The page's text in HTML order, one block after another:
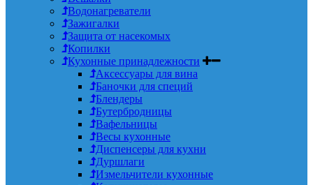
Водонагреватели
Зажигалки
Защита от насекомых
Копилки
Кухонные принадлежности
Аксессуары для вина
Баночки для специй
Блендеры
Бутербродницы
Вафельницы
Весы кухонные
Диспенсеры для кухни
Дуршлаги
Измельчители кухонные